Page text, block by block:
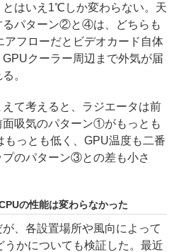
とはいえ1℃しか変わらない。天
るパターン②と④は、どちらも
フローだとビデオカード自体
クーラー周辺まで外気が届
。
て考えると、ラジエータは前
吸気のパターン①がもっとも
っとも低く、GPU温度も二番
のパターン③との差も小さ
の性能は変わらなかった
、各設置場所や風向によって
かについても検証した。最近